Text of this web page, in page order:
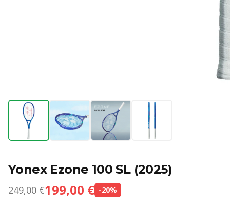
Yonex Ezone 100 SL (2025)
249,00 €199,00 € -20%